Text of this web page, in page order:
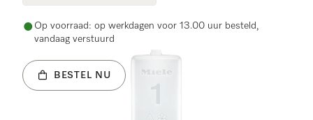
Op voorraad: op werkdagen voor 13.00 uur besteld,
vandaag verstuurd
BESTEL NU